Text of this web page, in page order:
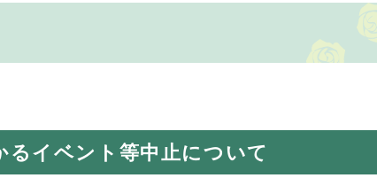
るイベント等中止について